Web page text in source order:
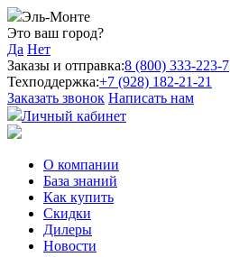
Эль-Монте
Это ваш город?
Да Нет
Заказы и отправка:8 (800) 333-223-7
Техподдержка:+7 (928) 182-21-21
Заказать звонок Написать нам
Личный кабинет
О компании
База знаний
Как купить
Скидки
Дилеры
Новости